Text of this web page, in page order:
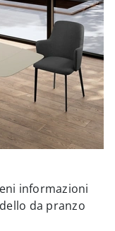
informazioni
da pranzo